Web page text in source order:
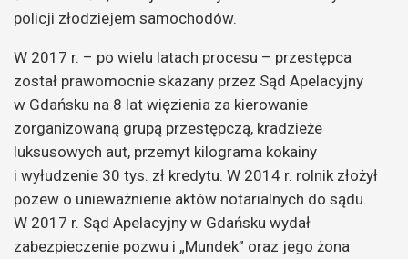
policji złodziejem samochodów.
W 2017 r. – po wielu latach procesu – przestępca
został prawomocnie skazany przez Sąd Apelacyjny
w Gdańsku na 8 lat więzienia za kierowanie
zorganizowaną grupą przestępczą, kradzieże
luksusowych aut, przemyt kilograma kokainy
i wyłudzenie 30 tys. zł kredytu. W 2014 r. rolnik złożył
pozew o unieważnienie aktów notarialnych do sądu.
W 2017 r. Sąd Apelacyjny w Gdańsku wydał
zabezpieczenie pozwu i „Mundek” oraz jego żona